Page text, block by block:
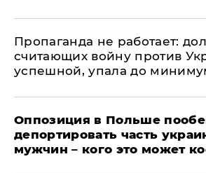
​Пропаганда не работает:
считающих войну против
успешной, упала до
Оппозиция в Польше
депортировать часть
мужчин – кого это может